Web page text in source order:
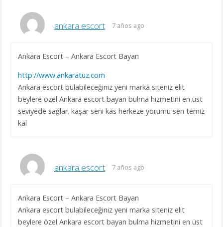
ankara escort 7 años ago
Ankara Escort – Ankara Escort Bayan
http://www.ankaratuz.com
Ankara escort bulabileceğiniz yeni marka siteniz elit
beylere özel Ankara escort bayan bulma hizmetini en üst
seviyede sağlar. kaşar seni kas herkeze yorumu sen temiz
kal
ankara escort 7 años ago
Ankara Escort – Ankara Escort Bayan
Ankara escort bulabileceğiniz yeni marka siteniz elit
beylere özel Ankara escort bayan bulma hizmetini en üst